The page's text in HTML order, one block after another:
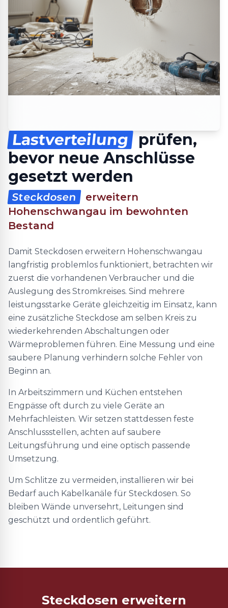
Lastverteilung
prüfen,
bevor neue Anschlüsse
gesetzt werden
Steckdosen
erweitern
Hohenschwangau im bewohnten
Bestand
Damit Steckdosen erweitern Hohenschwangau
langfristig problemlos funktioniert, betrachten wir
zuerst die vorhandenen Verbraucher und die
Auslegung des Stromkreises. Sind mehrere
leistungsstarke Geräte gleichzeitig im Einsatz, kann
eine zusätzliche Steckdose am selben Kreis zu
wiederkehrenden Abschaltungen oder
Wärmeproblemen führen. Eine Messung und eine
saubere Planung verhindern solche Fehler von
Beginn an.
In Arbeitszimmern und Küchen entstehen
Engpässe oft durch zu viele Geräte an
Mehrfachleisten. Wir setzen stattdessen feste
Anschlussstellen, achten auf saubere
Leitungsführung und eine optisch passende
Umsetzung.
Um Schlitze zu vermeiden, installieren wir bei
Bedarf auch Kabelkanäle für Steckdosen. So
bleiben Wände unversehrt, Leitungen sind
geschützt und ordentlich geführt.
Steckdosen erweitern